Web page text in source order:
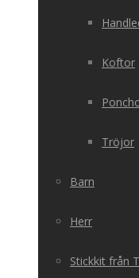
Koftor
Tröjor
Barn
Herr
Stickkit från